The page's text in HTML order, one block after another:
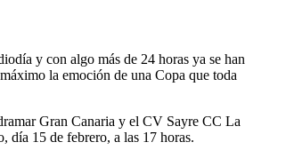
y con algo más de 24 horas ya se han
la emoción de una Copa que toda
Gran Canaria y el CV Sayre CC La
día 15 de febrero, a las 17 horas.